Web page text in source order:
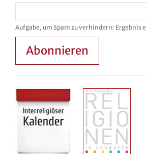
Aufgabe, um Spam zu verhindern: Ergebnis
Abonnieren